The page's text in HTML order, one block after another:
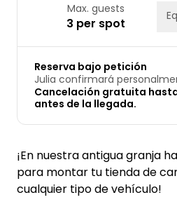
Max. guests
3 per spot
Reserva bajo petición
Julia confirmará
Cancelación gratuita hasta
antes de la llegada.
¡En nuestra antigua granja
para montar tu tienda de
cualquier tipo de vehículo!